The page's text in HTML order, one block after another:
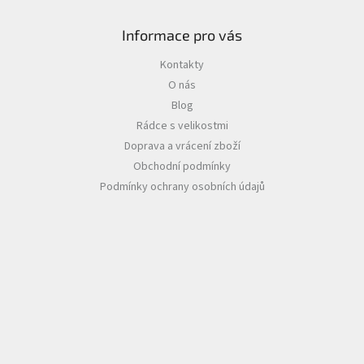
Informace pro vás
Kontakty
O nás
Blog
Rádce s velikostmi
Doprava a vrácení zboží
Obchodní podmínky
Podmínky ochrany osobních údajů